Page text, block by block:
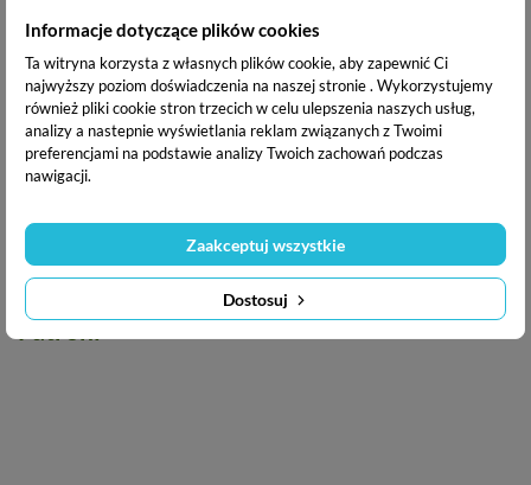
O autorce
Izabela Krejca-Pawski- szef firmy IKP Szkolenia,
certyfikowany trener sprzedaży, praktyk biznesu z
wieloletnim doświadczeniem. Autorka książki „Sprzedaż.
Tylko sprawdzone techniki”. Prowadzi szkolenia z zakresu
program podnoszenia wyników sprzedażowych dostępny na
stronie izakrejcapawski.pl
Patroni
Informacje dotyczące plików cookies
Ta witryna korzysta z własnych plików cookie, aby zapewnić Ci
najwyższy poziom doświadczenia na naszej stronie . Wykorzystujemy
również pliki cookie stron trzecich w celu ulepszenia naszych usług,
analizy a nastepnie wyświetlania reklam związanych z Twoimi
preferencjami na podstawie analizy Twoich zachowań podczas
nawigacji.
Dostosuj
Zaakceptuj wszystkie